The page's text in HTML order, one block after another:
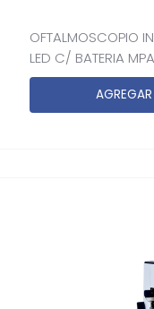
OFTALMOSCOPIO
LED C/ BATERIA